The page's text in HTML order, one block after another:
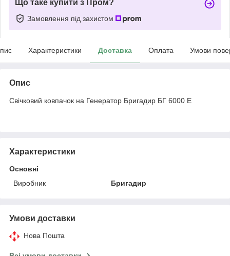
Що таке купити з Пром?
Замовлення під захистом
Характеристики Доставка Оплата Умови
Опис
Свічковий ковпачок на Генератор Бригадир БГ 6000 Е
Характеристики
Основні
Виробник
Бригадир
Умови доставки
Нова Пошта